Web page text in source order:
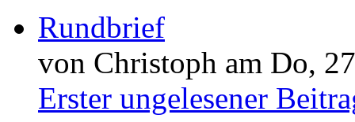
Rundbrief
von Christoph am Do,
Erster ungelesener